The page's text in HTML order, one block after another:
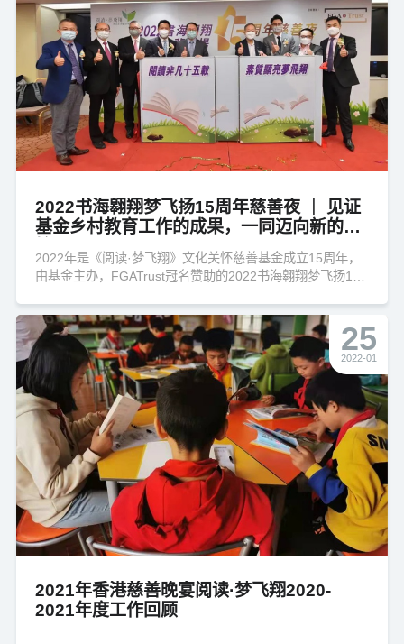
2022书海翱翔梦飞扬15周年慈善夜 ｜ 见证
基金乡村教育工作的成果，一同迈向新的开
2022年是《阅读·梦飞翔》文化关怀慈善基金成立15周年，
由基金主办，FGATrust冠名赞助的2022书海翱翔梦飞扬15
当晚得到两百多位嘉宾友好出席支持，以及爱心人士捐出珍
贵收藏品作拍卖，现场竞投热烈，并为基金筹得约62万元的
善款。
2021年香港慈善晚宴阅读·梦飞翔2020-
2021年度工作回顾
25
2022-01